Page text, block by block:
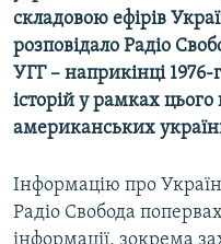
складовою ефірів
розповідало Радіо
УГГ – наприкінці
історій у рамках цього
американських
Інформацію про
Радіо Свобода